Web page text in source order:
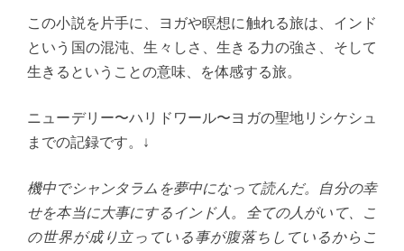
この小説を片手に、ヨガや瞑想に触れる旅は、インド
という国の混沌、生々しさ、生きる力の強さ、そして
生きるということの意味、を体感する旅。
ニューデリー〜ハリドワール〜ヨガの聖地リシケシュ
までの記録です。↓
機中でシャンタラムを夢中になって読んだ。自分の幸
せを本当に大事にするインド人。全ての人がいて、こ
の世界が成り立っている事が腹落ちしているからこ